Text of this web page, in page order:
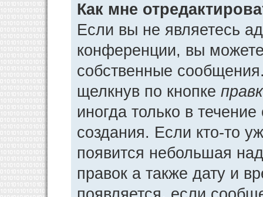
Как мне
Если вы не являетесь
конференции, вы можете
собственные
щелкнув по кнопке
иногда только в
создания. Если кто-то
появится небольшая
правок а также дату и